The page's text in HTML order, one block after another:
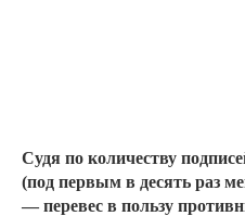
Судя по количеству
(под первым в десять раз
— перевес в пользу